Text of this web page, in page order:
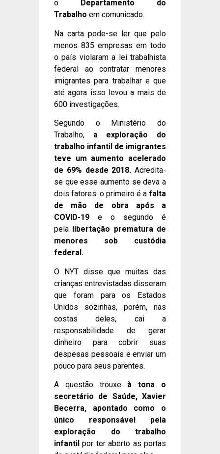
o
Departamento do
Trabalho em comunicado.
Na carta pode-se ler que pelo
menos 835 empresas em todo
o país violaram a lei trabalhista
federal ao contratar menores
imigrantes para trabalhar e que
até agora isso levou a mais de
600 investigações.
Segundo o Ministério do
Trabalho, a exploração do
trabalho infantil de imigrantes
teve um aumento acelerado
de 69% desde 2018. Acredita-
se que esse aumento se deva a
dois fatores: o primeiro é a falta
de mão de obra após a
COVID-19 e o segundo é
pela
libertação prematura de
menores sob custódia
federal.
O NYT disse que muitas das
crianças entrevistadas disseram
que foram para os Estados
Unidos sozinhas, porém, nas
costas deles, cai a
responsabilidade de gerar
dinheiro para cobrir suas
despesas pessoais e enviar um
pouco para seus parentes.
A questão trouxe à tona o
secretário de Saúde, Xavier
Becerra, apontado como o
único responsável pela
exploração do trabalho
infantil por ter aberto as portas